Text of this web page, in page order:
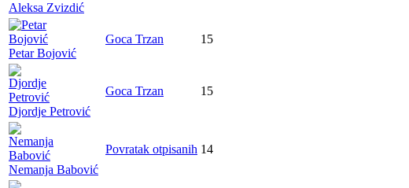
Aleksa Zvizdić
Petar Bojović
Goca Trzan 15
Djordje Petrović
Goca Trzan 15
Nemanja Babović
Povratak otpisanih 14